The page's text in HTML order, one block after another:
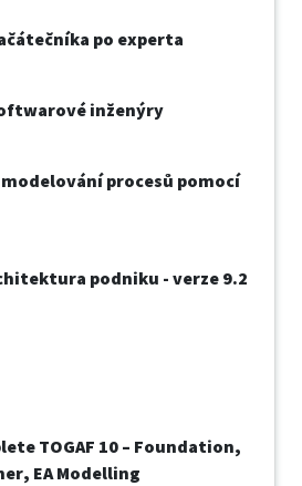
po experta
inženýry
procesů pomocí
podniku - verze 9.2
TOGAF 10 – Foundation,
EA Modelling